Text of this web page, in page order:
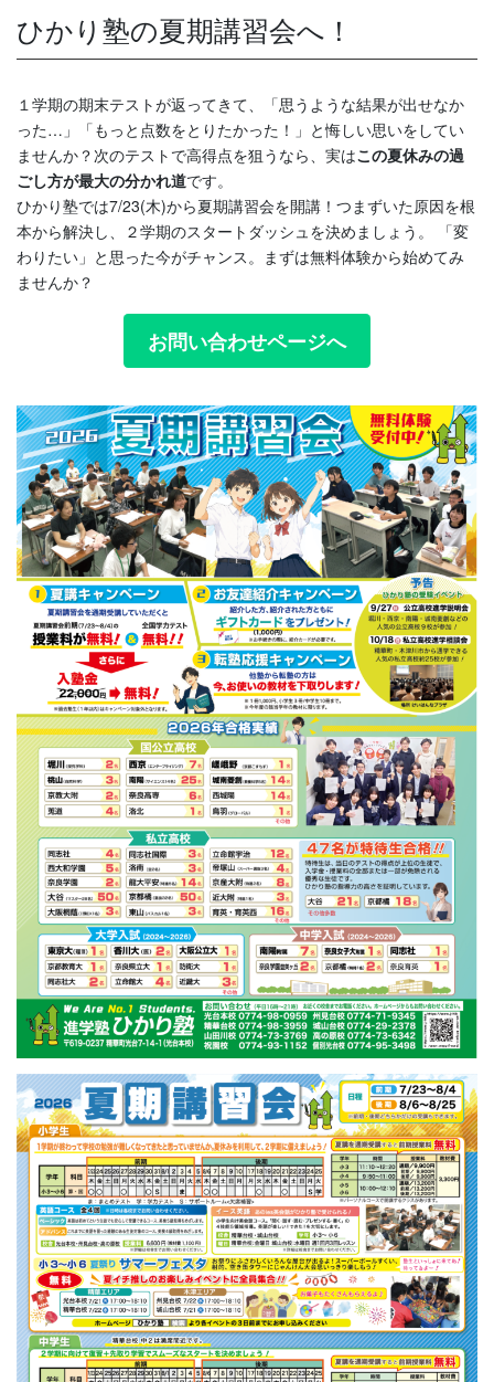
ひかり塾の夏期講習会へ！
１学期の期末テストが返ってきて、「思うような結果が出せなか
った…」「もっと点数をとりたかった！」と悔しい思いをしてい
ませんか？次のテストで高得点を狙うなら、実はこの夏休みの過
ごし方が最大の分かれ道です。
ひかり塾では7/23(木)から夏期講習会を開講！つまずいた原因を根
本から解決し、２学期のスタートダッシュを決めましょう。 「変
わりたい」と思った今がチャンス。まずは無料体験から始めてみ
ませんか？
お問い合わせページへ